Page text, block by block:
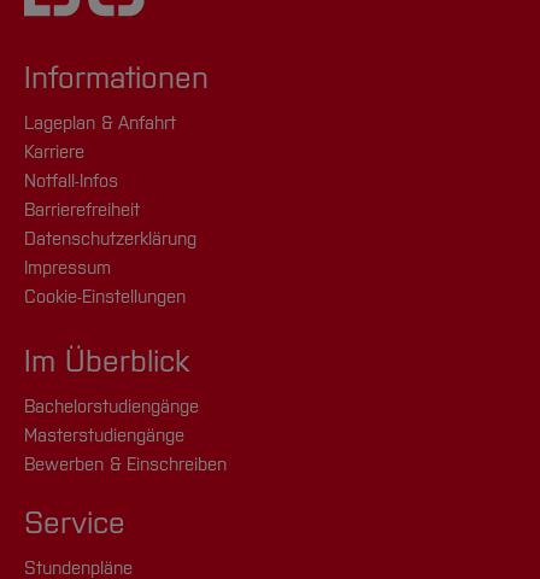
Informationen
Lageplan & Anfahrt
Karriere
Notfall-Infos
Barrierefreiheit
Datenschutzerklärung
Impressum
Cookie-Einstellungen
Im Überblick
Bachelorstudiengänge
Masterstudiengänge
Bewerben & Einschreiben
Service
Stundenpläne